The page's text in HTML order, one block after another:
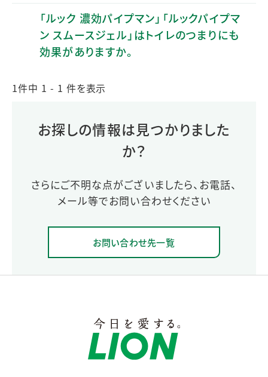
「ルック 濃効パイプマン」「ルックパイプマ
ン スムースジェル」はトイレのつまりにも
効果がありますか。
1件中 1 - 1 件を表示
お探しの情報は見つかりました
か？
さらにご不明な点がございましたら、お電話、
メール等でお問い合わせください
お問い合わせ先一覧